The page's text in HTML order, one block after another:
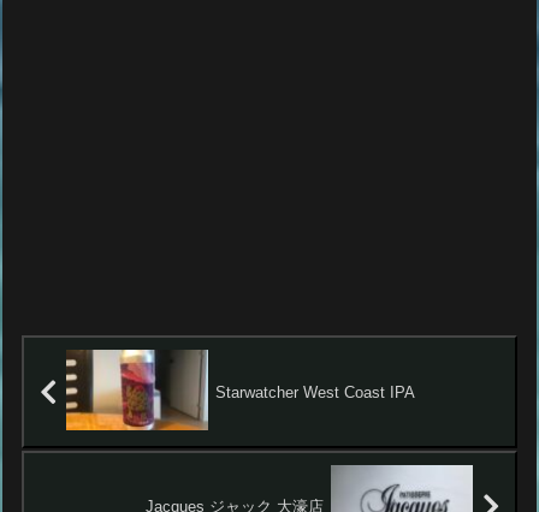
Starwatcher West Coast IPA
Jacques ジャック 大濠店